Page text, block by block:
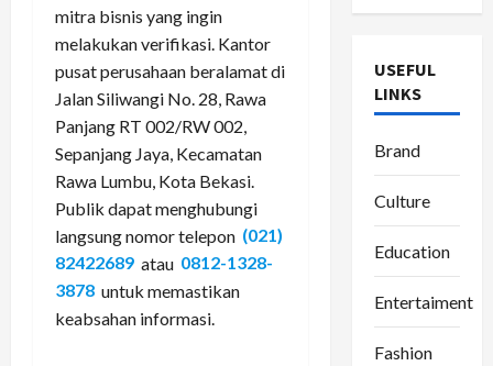
mitra bisnis yang ingin
melakukan verifikasi. Kantor
pusat perusahaan beralamat di
Jalan Siliwangi No. 28, Rawa
Panjang RT 002/RW 002,
Sepanjang Jaya, Kecamatan
Rawa Lumbu, Kota Bekasi.
Publik dapat menghubungi
langsung nomor telepon (021)
82422689 atau 0812-1328-
3878 untuk memastikan
keabsahan informasi.
USEFUL
LINKS
Brand
Culture
Education
Entertaiment
Fashion